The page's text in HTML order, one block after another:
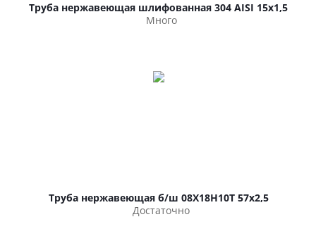
Труба нержавеющая шлифованная 304 AISI 15х1,5
Много
Труба нержавеющая б/ш 08Х18Н10Т 57х2,5
Достаточно